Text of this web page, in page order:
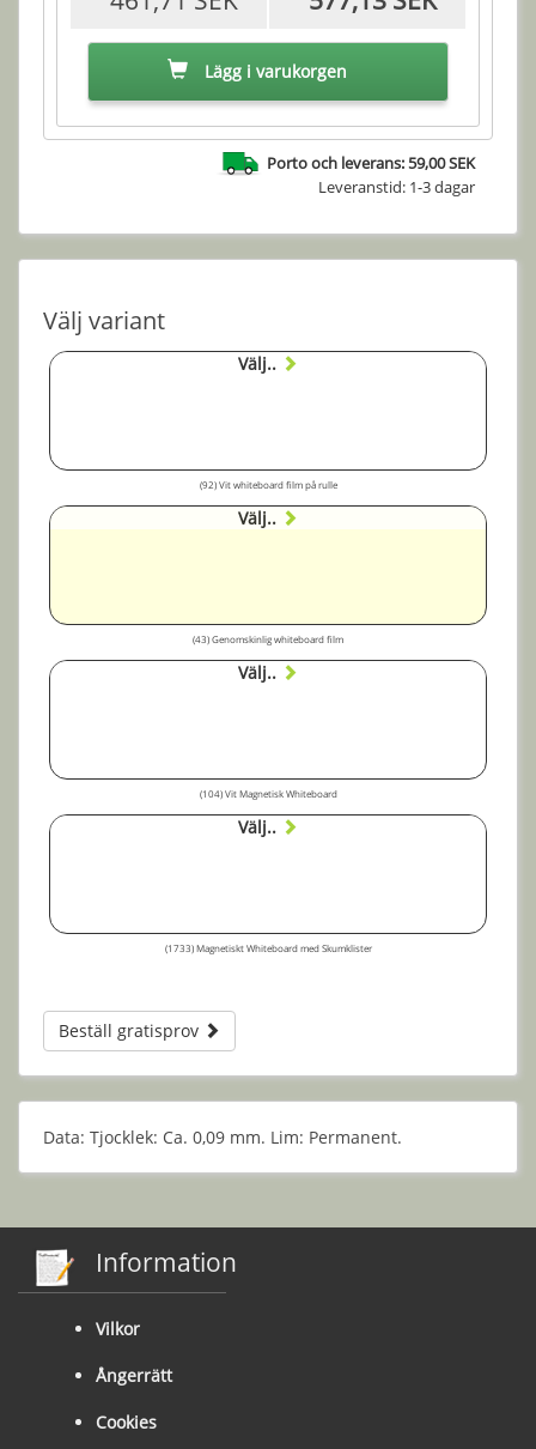
Lägg i varukorgen
Porto och leverans: 59,00 SEK
Leveranstid: 1-3 dagar
Välj variant
Välj..
(92) Vit whiteboard film på rulle
Välj..
(43) Genomskinlig whiteboard film
Välj..
(104) Vit Magnetisk Whiteboard
Välj..
(1733) Magnetiskt Whiteboard med Skumklister
Beställ gratisprov
Data: Tjocklek: Ca. 0,09 mm. Lim: Permanent.
Information
Vilkor
Ångerrätt
Cookies